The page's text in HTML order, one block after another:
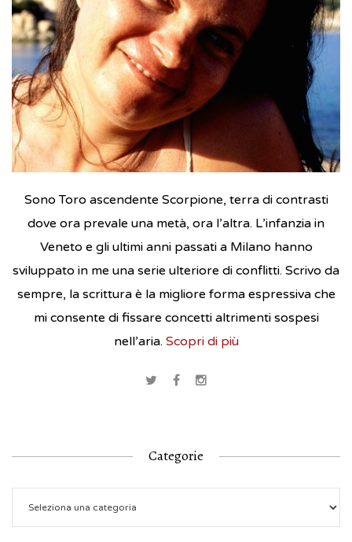
Sono Toro ascendente Scorpione, terra di contrasti
dove ora prevale una metà, ora l’altra. L’infanzia in
Veneto e gli ultimi anni passati a Milano hanno
sviluppato in me una serie ulteriore di conflitti. Scrivo da
sempre, la scrittura è la migliore forma espressiva che
mi consente di fissare concetti altrimenti sospesi
nell’aria. Scopri di più
Categorie